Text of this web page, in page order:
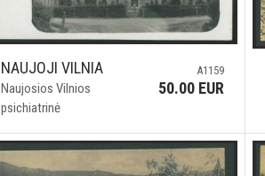
NAUJOJI VILNIA
Naujosios Vilnios
psichiatrinė
A1159
50.00 EUR